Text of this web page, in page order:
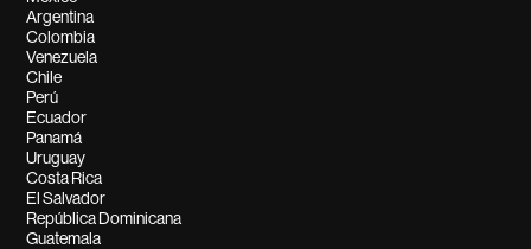
Argentina
Colombia
Venezuela
Chile
Perú
Ecuador
Panamá
Uruguay
Costa Rica
El Salvador
República Dominicana
Guatemala